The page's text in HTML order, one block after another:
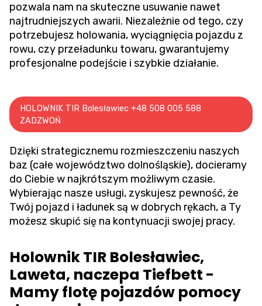
pozwala nam na skuteczne usuwanie nawet
najtrudniejszych awarii. Niezależnie od tego, czy
potrzebujesz holowania,wyciągnięcia pojazdu z
rowu, czy przeładunku towaru, gwarantujemy
profesjonalne podejście i szybkie działanie.
HOLOWNIK TIR Bolesławiec +48 508 005 588
ZADZWOŃ
Dzięki strategicznemu rozmieszczeniu naszych
baz (całe województwo dolnośląskie), docieramy
do Ciebie w najkrótszym możliwym czasie.
Wybierając nasze usługi, zyskujesz pewność, że
Twój pojazd i ładunek są w dobrych rękach, a Ty
możesz skupić się na kontynuacji swojej pracy.
Holownik TIR Bolesławiec,
Laweta, naczepa Tiefbett -
Mamy flotę pojazdów pomocy